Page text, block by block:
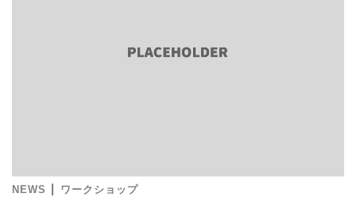
NEWS ワークショップ